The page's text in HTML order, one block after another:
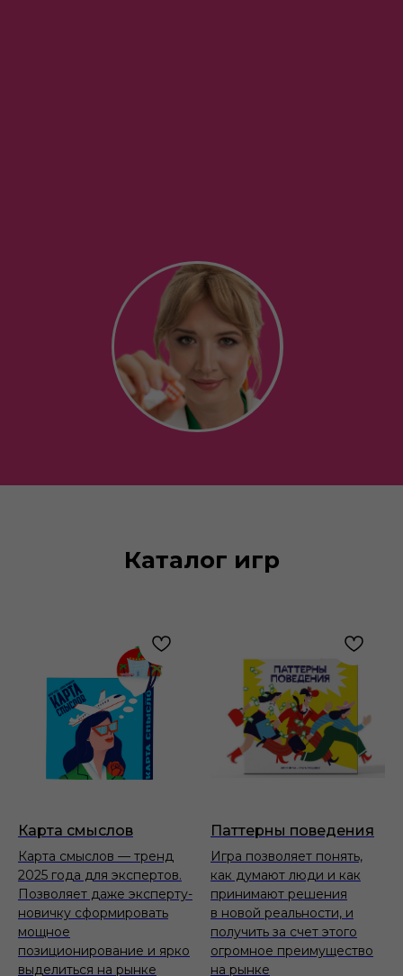
Каталог игр
Карта смыслов
Карта смыслов — тренд
2025 года для экспертов.
Позволяет даже эксперту-
новичку сформировать
мощное
позиционирование и ярко
выделиться на рынке
Паттерны поведения
Игра позволяет понять,
как думают люди и как
принимают решения
в новой реальности, и
получить за счет этого
огромное преимущество
на рынке